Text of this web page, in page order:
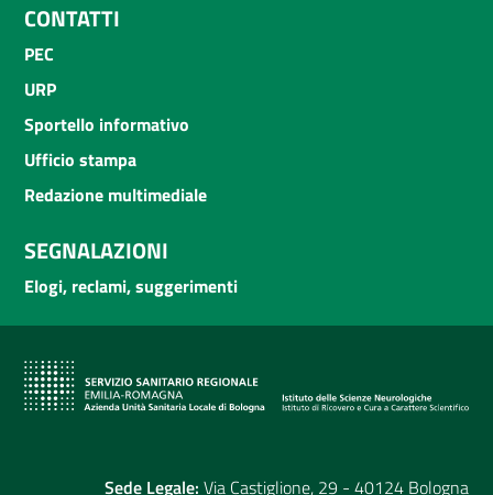
CONTATTI
PEC
URP
Sportello informativo
Ufficio stampa
Redazione multimediale
SEGNALAZIONI
Elogi, reclami, suggerimenti
Sede Legale: Via Castiglione, 29 - 40124 Bologna